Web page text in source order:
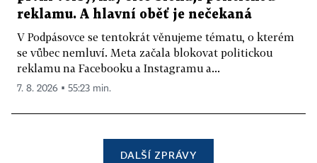
reklamu. A hlavní oběť je nečekaná
V Podpásovce se tentokrát věnujeme tématu, o kterém
se vůbec nemluví. Meta začala blokovat politickou
reklamu na Facebooku a Instagramu a...
7. 8. 2026 ▪ 55:23 min.
DALŠÍ ZPRÁVY